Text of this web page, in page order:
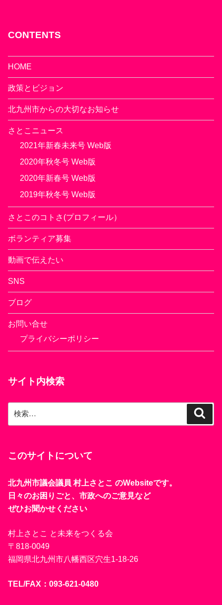
CONTENTS
HOME
政策とビジョン
北九州市からの大切なお知らせ
さとこニュース
2021年新春未来号 Web版
2020年秋冬号 Web版
2020年新春号 Web版
2019年秋冬号 Web版
さとこのコトさ(プロフィール）
ボランティア募集
動画で伝えたい
SNS
ブログ
お問い合せ
プライバシーポリシー
サイト内検索
検
このサイトについて
北九州市議会議員 村上さとこ のWebsiteです。
日々のお困りごと、市政へのご意見など
ぜひお聞かせください
村上さとこ と未来をつくる会
〒818-0049
福岡県北九州市八幡西区穴生1-18-26
TEL/FAX：093-621-0480